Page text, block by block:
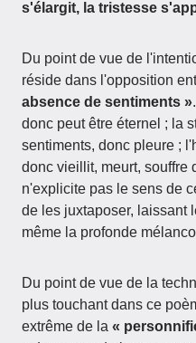
s'élargit, la tristesse
Du point de vue de
réside dans l'opposition
absence de sentiments »
donc peut être éternel ; la
sentiments, donc pleure ;
donc vieillit, meurt, souffre
n'explicite pas le sens de
de les juxtaposer, laissant
même la profonde
Du point de vue de la
plus touchant dans ce
extrême de la «